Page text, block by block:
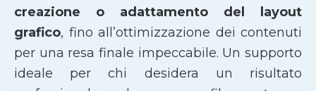
creazione o adattamento del layout
grafico, fino all’ottimizzazione dei contenuti
per una resa finale impeccabile. Un supporto
ideale per chi desidera un risultato